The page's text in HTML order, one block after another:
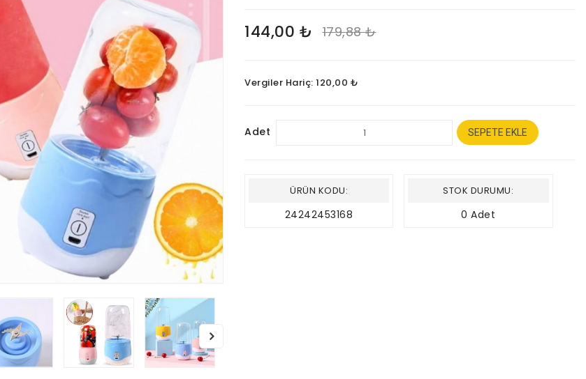
144,00 ₺ 179,88 ₺
Vergiler Hariç: 120,00 ₺
Adet SEPETE EKLE
ÜRÜN KODU:
24242453168
STOK DURUMU:
0 Adet